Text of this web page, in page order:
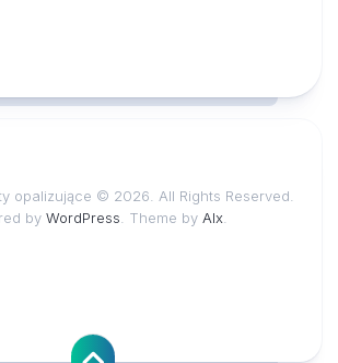
opalizujące © 2026. All Rights Reserved.
by WordPress . Theme by Alx